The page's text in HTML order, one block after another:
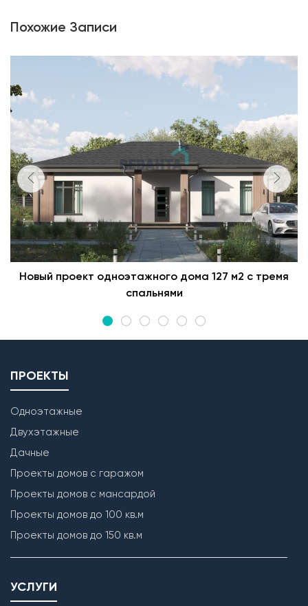
Похожие Записи
Новый проект одноэтажного дома 127 м2 с тремя
спальнями
ПРОЕКТЫ
Одноэтажные
Двухэтажные
Дачные
Проекты домов с гаражом
Проекты домов с мансардой
Проекты домов до 100 кв.м
Проекты домов до 150 кв.м
УСЛУГИ